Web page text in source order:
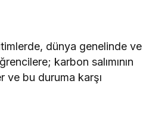
dünya genelinde ve
karbon salımının
ve bu duruma karşı